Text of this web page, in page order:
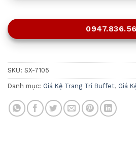
SKU: SX-7105
Danh mục: Giá Kệ Trang Trí Buffet, Giá